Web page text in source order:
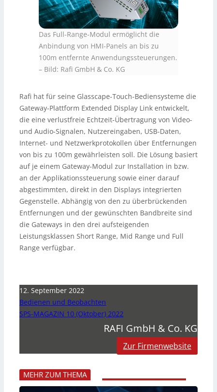
Das Full-Range-Modul ermöglicht die
Anbindung von HMI-Panels an bis zu
100m entfernte Anwendungssteuerungen.
– Bild: Rafi GmbH & Co. KG
Rafi hat für seine Glasscape-Touch-Bediensysteme die
Gateway-Plattform Extended Display Link entwickelt,
die eine verlustfreie Echtzeit-Übertragung von Video-
und Audio-Signalen, Nutzereingaben, USB-Daten,
Internet- und Netzwerkprotokollen über Entfernungen
von bis zu 100m gewährleisten soll. Die Lösung basiert
auf je einem Gateway-Modul zur Installation in bzw.
an der Applikationssteuerung sowie einer darauf
abgestimmten, direkt in den Displays integrierten
Gegenstelle. Abhängig von den zu überbrückenden
Entfernungen und der gewünschten Bandbreite sind
die Gateways in den drei aufsteigenden
Leistungsklassen Short Range, Mid Range und Full
Range verfügbar.
12. September 2022
Bedienen und Beobachten
SPS-MAGAZIN 10 (Oktober) 2022
RAFI GmbH & Co. KG
Zur Firmenwebsite
MEHR ZUM THEMA